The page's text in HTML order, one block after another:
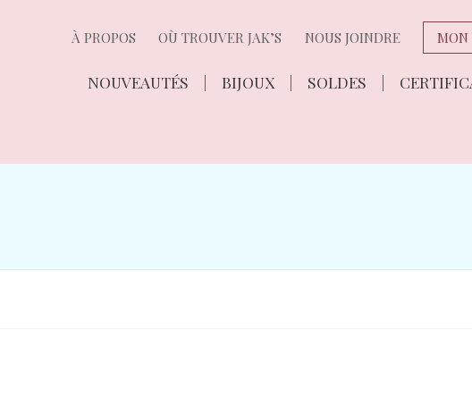
À PROPOS OÙ TROUVER JAK’S NOUS JOINDRE MON
NOUVEAUTÉS BIJOUX SOLDES